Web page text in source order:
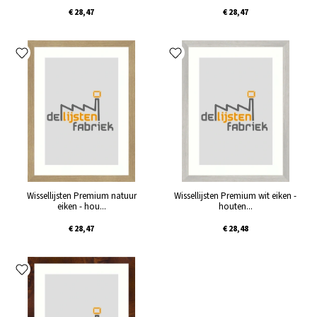
€ 28,47 € 28,47
Wissellijsten Premium natuur
eiken - hou...
€ 28,47
Wissellijsten Premium wit eiken -
houten...
€ 28,48